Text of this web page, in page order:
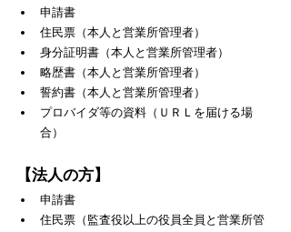
申請書
住民票（本人と営業所管理者）
身分証明書（本人と営業所管理者）
略歴書（本人と営業所管理者）
誓約書（本人と営業所管理者）
プロバイダ等の資料（ＵＲＬを届ける場
合）
【法人の方】
申請書
住民票（監査役以上の役員全員と営業所管